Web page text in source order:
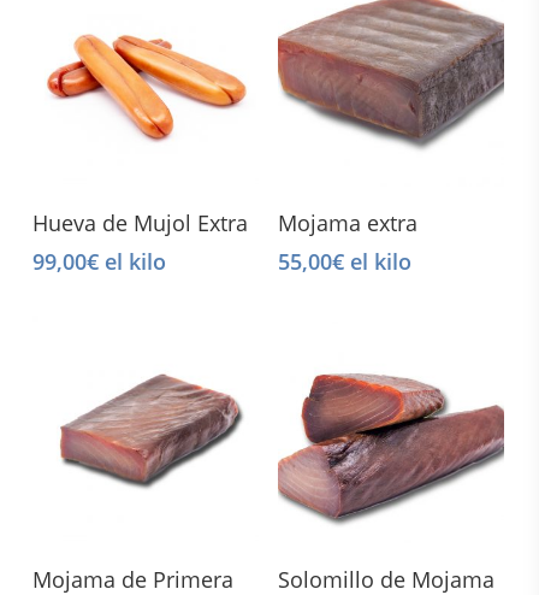
Select Options
Hueva de Mujol Extra
99,00€el kilo
Mojama extra
55,00€ el kilo
Select Options
Mojama de Primera
Select Options
Solomillo de Mojama